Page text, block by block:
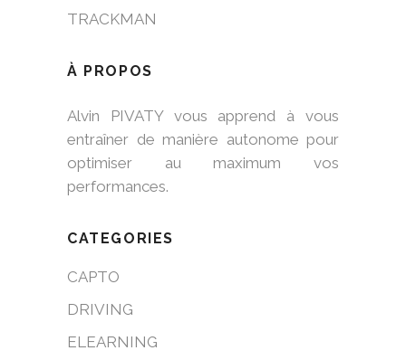
TRACKMAN
À PROPOS
Alvin PIVATY vous apprend à vous
entraîner de manière autonome pour
optimiser au maximum vos
performances.
CATEGORIES
CAPTO
DRIVING
ELEARNING